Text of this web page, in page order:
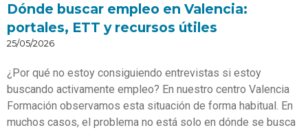
Dónde buscar empleo en Valencia:
portales, ETT y recursos útiles
25/05/2026
¿Por qué no estoy consiguiendo entrevistas si estoy
buscando activamente empleo? En nuestro centro Valencia
Formación observamos esta situación de forma habitual. En
muchos casos, el problema no está solo en dónde se busca